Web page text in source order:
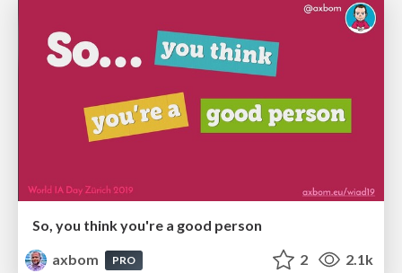
So, you think you're a good person
axbom
PRO 2 2.1k